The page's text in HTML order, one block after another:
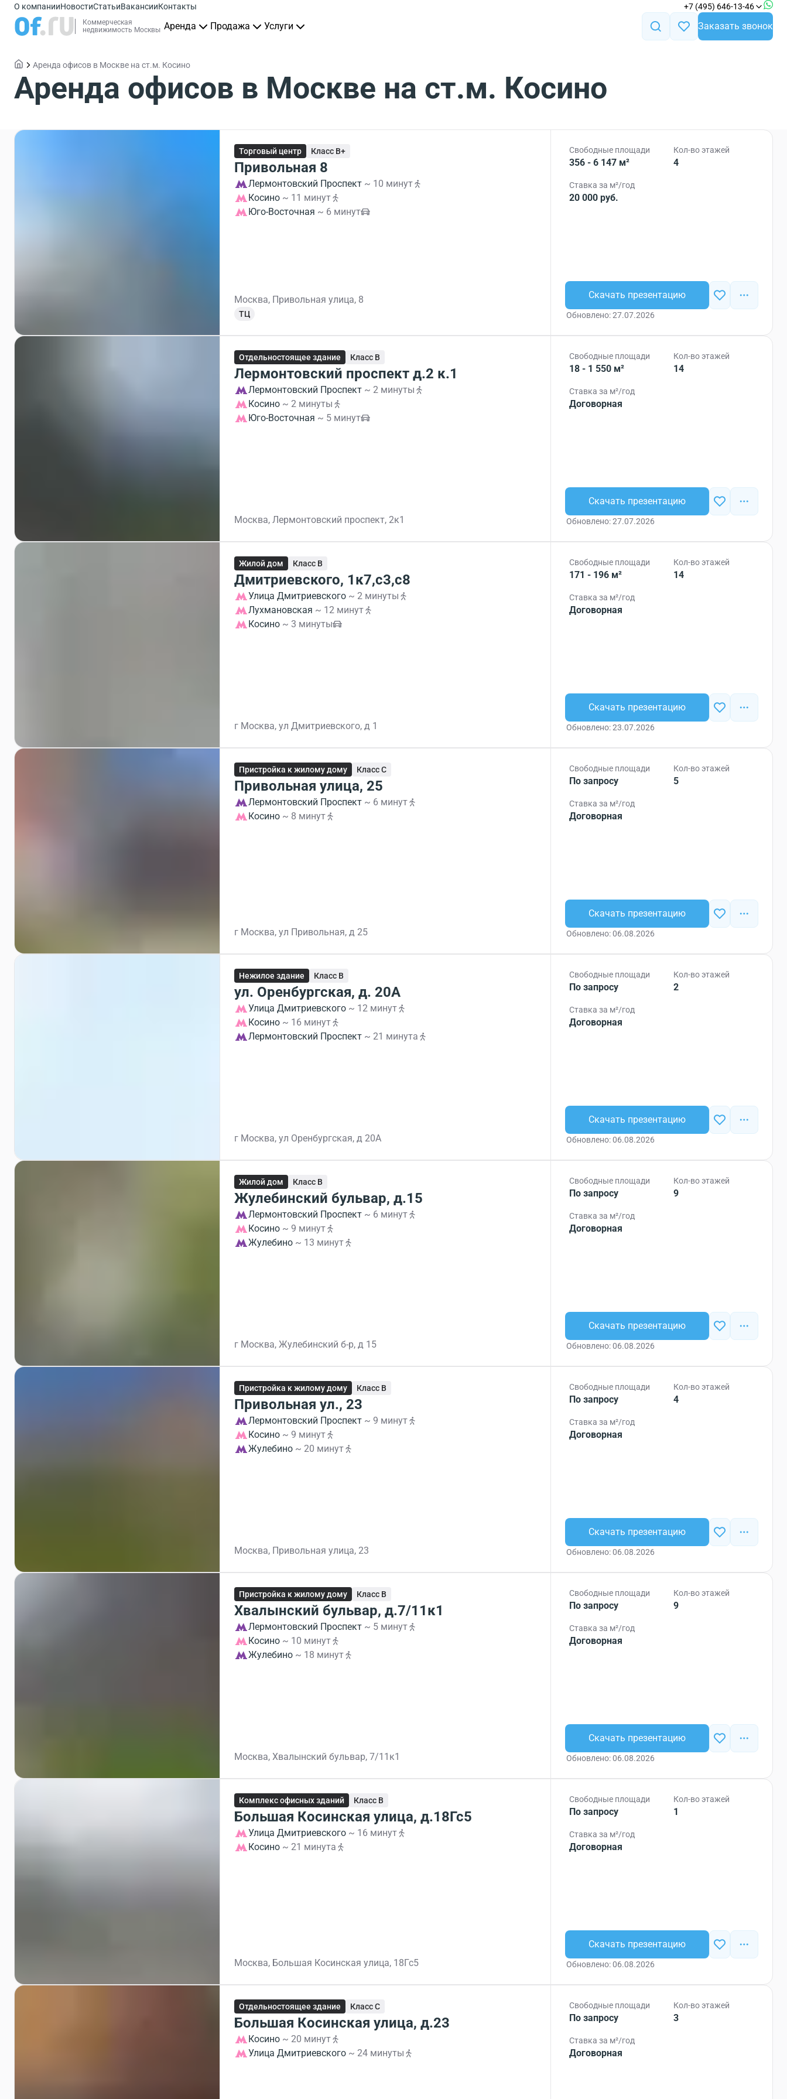
О компанииНовостиСтатьиВакансииКонтакты +7 (495) 646-13-46
Коммерческая
недвижимость Москвы Аренда Продажа Услуги Заказать звонок
Аренда офисов в Москве на ст.м. Косино
Аренда офисов в Москве на ст.м. Косино
Торговый центр Класс B+
Привольная 8
Лермонтовский Проспект ~ 10 минут
Косино ~ 11 минут
Юго-Восточная ~ 6 минут
Москва, Привольная улица, 8
ТЦ
Свободные площади
356 - 6 147 м²
Кол-во этажей
4
Ставка за м²/год
20 000 руб.
Скачать презентацию
Обновлено: 27.07.2026
Отдельностоящее здание Класс B
Лермонтовский проспект д.2 к.1
Лермонтовский Проспект ~ 2 минуты
Косино ~ 2 минуты
Юго-Восточная ~ 5 минут
Москва, Лермонтовский проспект, 2к1
Свободные площади
18 - 1 550 м²
Кол-во этажей
14
Ставка за м²/год
Договорная
Скачать презентацию
Обновлено: 27.07.2026
Жилой дом Класс B
Дмитриевского, 1к7,с3,с8
Улица Дмитриевского ~ 2 минуты
Лухмановская ~ 12 минут
Косино ~ 3 минуты
г Москва, ул Дмитриевского, д 1
Свободные площади
171 - 196 м²
Кол-во этажей
14
Ставка за м²/год
Договорная
Скачать презентацию
Обновлено: 23.07.2026
Пристройка к жилому дому Класс C
Привольная улица, 25
Лермонтовский Проспект ~ 6 минут
Косино ~ 8 минут
г Москва, ул Привольная, д 25
Свободные площади
По запросу
Кол-во этажей
5
Ставка за м²/год
Договорная
Скачать презентацию
Обновлено: 06.08.2026
Нежилое здание Класс B
ул. Оренбургская, д. 20А
Улица Дмитриевского ~ 12 минут
Косино ~ 16 минут
Лермонтовский Проспект ~ 21 минута
г Москва, ул Оренбургская, д 20А
Свободные площади
По запросу
Кол-во этажей
2
Ставка за м²/год
Договорная
Скачать презентацию
Обновлено: 06.08.2026
Жилой дом Класс B
Жулебинский бульвар, д.15
Лермонтовский Проспект ~ 6 минут
Косино ~ 9 минут
Жулебино ~ 13 минут
г Москва, Жулебинский б-р, д 15
Свободные площади
По запросу
Кол-во этажей
9
Ставка за м²/год
Договорная
Скачать презентацию
Обновлено: 06.08.2026
Пристройка к жилому дому Класс B
Привольная ул., 23
Лермонтовский Проспект ~ 9 минут
Косино ~ 9 минут
Жулебино ~ 20 минут
Москва, Привольная улица, 23
Свободные площади
По запросу
Кол-во этажей
4
Ставка за м²/год
Договорная
Скачать презентацию
Обновлено: 06.08.2026
Пристройка к жилому дому Класс B
Хвалынский бульвар, д.7/11к1
Лермонтовский Проспект ~ 5 минут
Косино ~ 10 минут
Жулебино ~ 18 минут
Москва, Хвалынский бульвар, 7/11к1
Свободные площади
По запросу
Кол-во этажей
9
Ставка за м²/год
Договорная
Скачать презентацию
Обновлено: 06.08.2026
Комплекс офисных зданий Класс B
Большая Косинская улица, д.18Гс5
Улица Дмитриевского ~ 16 минут
Косино ~ 21 минута
Москва, Большая Косинская улица, 18Гс5
Свободные площади
По запросу
Кол-во этажей
1
Ставка за м²/год
Договорная
Скачать презентацию
Обновлено: 06.08.2026
Отдельностоящее здание Класс C
Большая Косинская улица, д.23
Косино ~ 20 минут
Улица Дмитриевского ~ 24 минуты
Свободные площади
По запросу
Кол-во этажей
3
Ставка за м²/год
Договорная